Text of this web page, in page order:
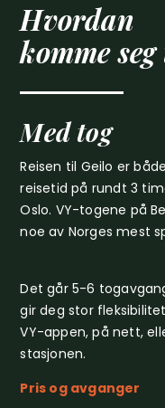
Hvordan
komme
Med tog
Reisen til Geilo er
reisetid på rundt 3
Oslo. VY-togene på
noe av Norges mest
Det går 5-6
gir deg stor
VY-appen, på nett,
stasjonen.
Pris og avganger